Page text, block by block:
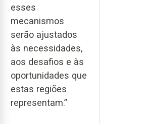
esses
mecanismos
serão ajustados
às necessidades,
aos desafios e às
oportunidades que
estas regiões
representam.”